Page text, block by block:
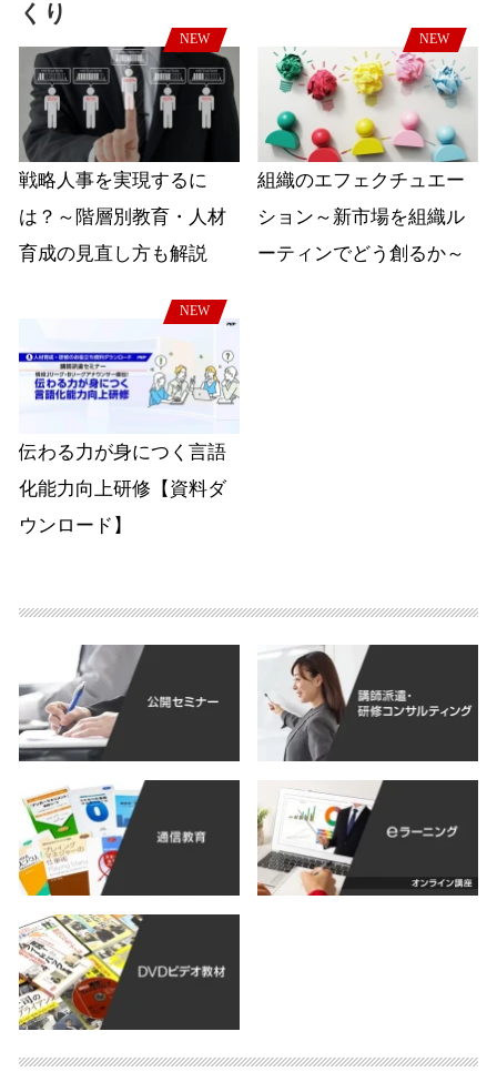
くり
NEW
戦略人事を実現するに
は？～階層別教育・人材
育成の見直し方も解説
NEW
組織のエフェクチュエー
ション～新市場を組織ル
ーティンでどう創るか～
NEW
伝わる力が身につく言語
化能力向上研修【資料ダ
ウンロード】